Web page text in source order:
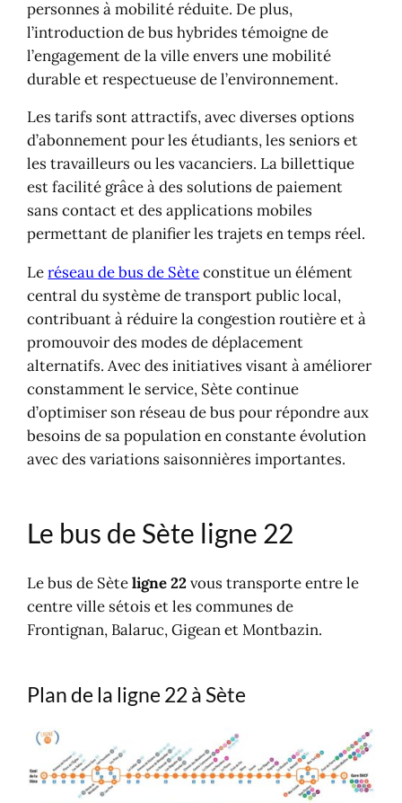
personnes à mobilité réduite. De plus,
l’introduction de bus hybrides témoigne de
l’engagement de la ville envers une mobilité
durable et respectueuse de l’environnement.
Les tarifs sont attractifs, avec diverses options
d’abonnement pour les étudiants, les seniors et
les travailleurs ou les vacanciers. La billettique
est facilité grâce à des solutions de paiement
sans contact et des applications mobiles
permettant de planifier les trajets en temps réel.
Leréseau de bus de Sèteconstitue un élément
central du système de transport public local,
contribuant à réduire la congestion routière et à
promouvoir des modes de déplacement
alternatifs. Avec des initiatives visant à améliorer
constamment le service, Sète continue
d’optimiser son réseau de bus pour répondre aux
besoins de sa population en constante évolution
avec des variations saisonnières importantes.
Le bus de Sète ligne 22
Le bus de Sèteligne 22 vous transporte entre le
centre ville sétois et les communes de
Frontignan, Balaruc, Gigean et Montbazin.
Plan de la ligne 22 à Sète